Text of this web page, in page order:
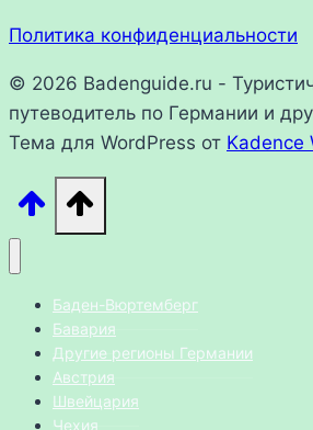
Политика конфиденциальности
© 2026 Badenguide.ru -
путеводитель по Германии и
Тема для WordPress от Kadence
Баден-Вюртемберг
Бавария
Другие регионы Германии
Австрия
Швейцария
Чехия